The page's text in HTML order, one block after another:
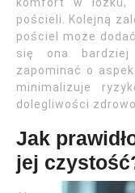
pościeli. Kolejną
pościel może
się ona bardziej
zapominać o
minimalizuje
dolegliwości
Jak
jej